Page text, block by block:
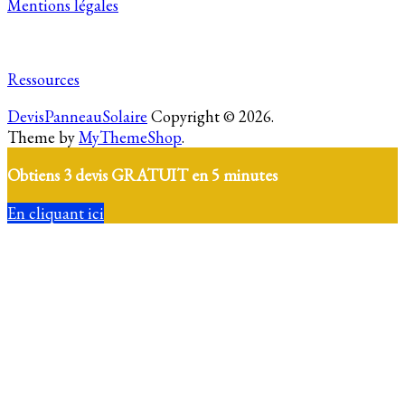
Mentions légales
Ressources
DevisPanneauSolaire Copyright © 2026.
Theme byMyThemeShop.
Obtiens 3 devis GRATUIT en 5 minutes
En cliquant ici